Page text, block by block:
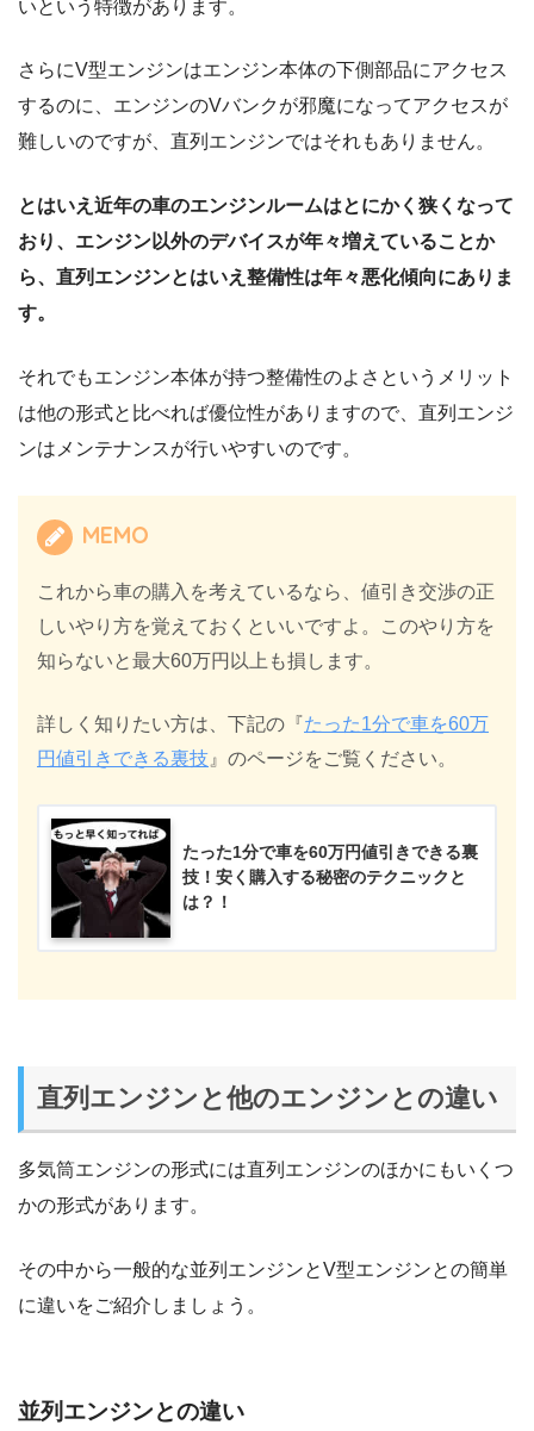
いという特徴があります。
さらにV型エンジンはエンジン本体の下側部品にアクセス
するのに、エンジンのVバンクが邪魔になってアクセスが
難しいのですが、直列エンジンではそれもありません。
とはいえ近年の車のエンジンルームはとにかく狭くなって
おり、エンジン以外のデバイスが年々増えていることか
ら、直列エンジンとはいえ整備性は年々悪化傾向にありま
す。
それでもエンジン本体が持つ整備性のよさというメリット
は他の形式と比べれば優位性がありますので、直列エンジ
ンはメンテナンスが行いやすいのです。
MEMO
これから車の購入を考えているなら、値引き交渉の正
しいやり方を覚えておくといいですよ。このやり方を
知らないと最大60万円以上も損します。
詳しく知りたい方は、下記の『たった1分で車を60万
円値引きできる裏技 』のページをご覧ください。
たった1分で車を60万円値引きできる裏
技！安く購入する秘密のテクニックと
は？！
直列エンジンと他のエンジンとの違い
多気筒エンジンの形式には直列エンジンのほかにもいくつ
かの形式があります。
その中から一般的な並列エンジンとV型エンジンとの簡単
に違いをご紹介しましょう。
並列エンジンとの違い